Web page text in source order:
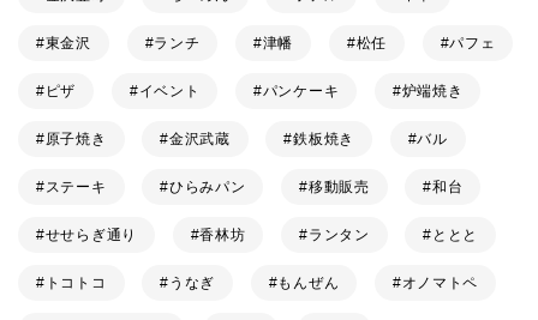
東金沢 ランチ 津幡 松任 パフェ
ピザ イベント パンケーキ 炉端焼き
原子焼き 金沢武蔵 鉄板焼き バル
ステーキ ひらみパン 移動販売 和台
せせらぎ通り 香林坊 ランタン ととと
トコトコ うなぎ もんぜん オノマトペ